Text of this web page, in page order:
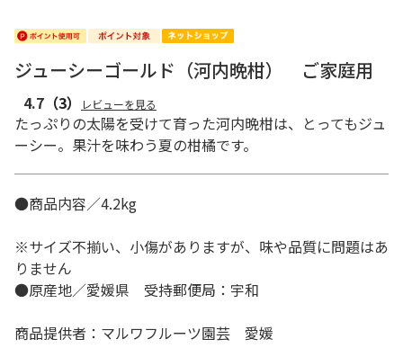
ジューシーゴールド（河内晩柑） ご家庭用
4.7 （3） レビューを見る
たっぷりの太陽を受けて育った河内晩柑は、とってもジュ
ーシー。果汁を味わう夏の柑橘です。
●商品内容／4.2kg
※サイズ不揃い、小傷がありますが、味や品質に問題はあ
りません
●原産地／愛媛県 受持郵便局：宇和
商品提供者：マルワフルーツ園芸 愛媛